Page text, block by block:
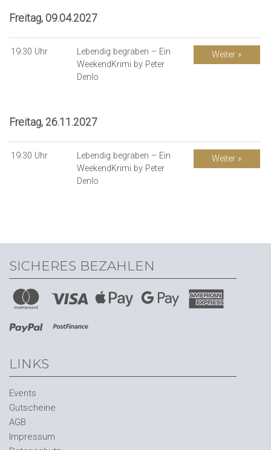
Freitag, 09.04.2027
19:30 Uhr
Lebendig begraben – Ein
WeekendKrimi by Peter
Denlo
Weiter »
Freitag, 26.11.2027
19:30 Uhr
Lebendig begraben – Ein
WeekendKrimi by Peter
Denlo
Weiter »
SICHERES BEZAHLEN
LINKS
Events
Gutscheine
AGB
Impressum